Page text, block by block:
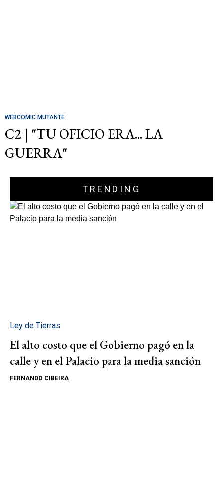
WEBCOMIC MUTANTE
C2 | "TU OFICIO ERA... LA
GUERRA"
TRENDING
Ley de Tierras
El alto costo que el Gobierno pagó en la
calle y en el Palacio para la media sanción
FERNANDO CIBEIRA